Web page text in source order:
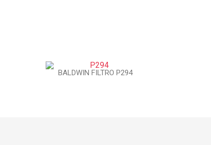
BALDWIN FILTRO P294